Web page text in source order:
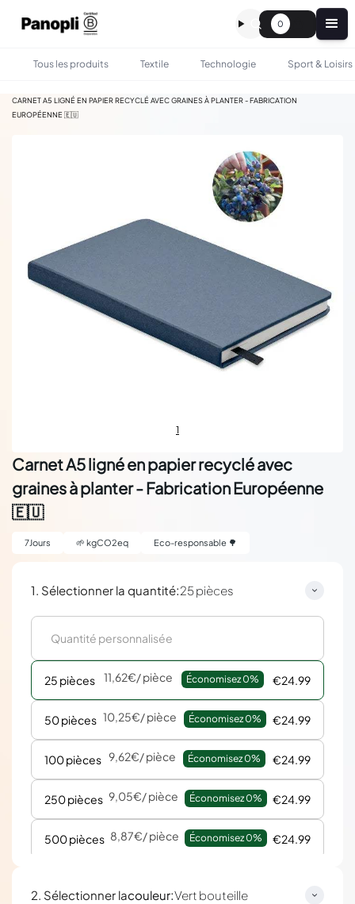
0
Tous les produits Textile Technologie Sport & Loisirs
CARNET A5 LIGNÉ EN PAPIER RECYCLÉ AVEC GRAINES À PLANTER - FABRICATION
EUROPÉENNE 🇪🇺
1
Carnet A5 ligné en papier recyclé avec
graines à planter - Fabrication Européenne
🇪🇺
7Jours 🌱kgCO2eq Eco-responsable 🌳
1. Sélectionner la quantité:25 pièces
25 pièces 11,62€/ pièce Économisez 0% €24.99
50 pièces 10,25€/ pièce Économisez 0% €24.99
100 pièces 9,62€/ pièce Économisez 0% €24.99
250 pièces 9,05€/ pièce Économisez 0% €24.99
500 pièces 8,87€/ pièce Économisez 0% €24.99
2. Sélectionner lacouleur:Vert bouteille